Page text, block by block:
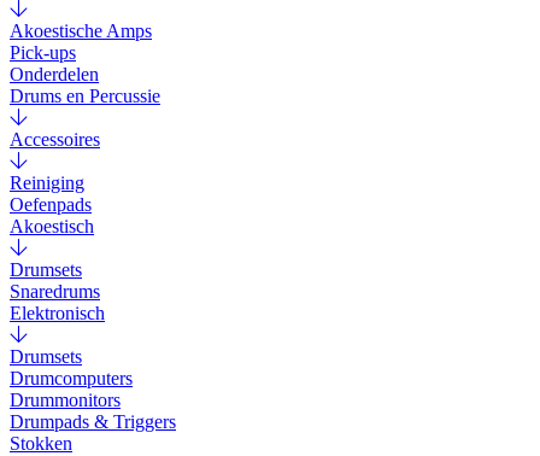
Akoestische Amps
Pick-ups
Onderdelen
Drums en Percussie
Accessoires
Reiniging
Oefenpads
Akoestisch
Drumsets
Snaredrums
Elektronisch
Drumsets
Drumcomputers
Drummonitors
Drumpads & Triggers
Stokken